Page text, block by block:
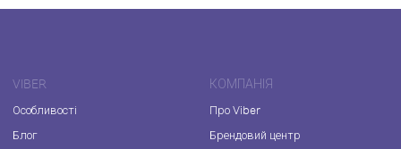
VIBER
Особливості
Блог
КОМПАНІЯ
Про Viber
Брендовий центр